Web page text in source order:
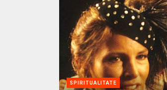
SPIRITUALITATE